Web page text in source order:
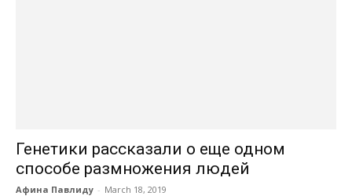
Генетики рассказали о еще одном
способе размножения людей
Афина Павлиду - March 18, 2019